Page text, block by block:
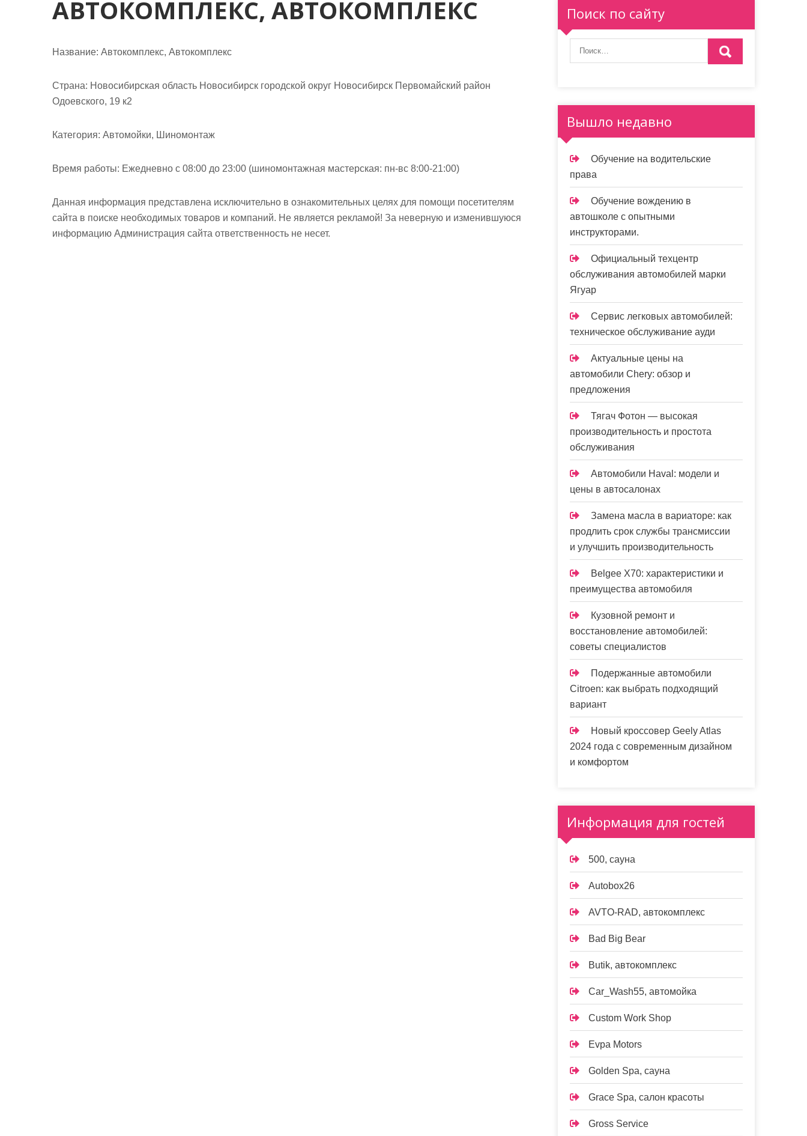
АВТОКОМПЛЕКС, АВТОКОМПЛЕКС
Название: Автокомплекс, Автокомплекс
Страна: Новосибирская область Новосибирск городской округ Новосибирск Первомайский район
Одоевского, 19 к2
Категория: Автомойки, Шиномонтаж
Время работы: Ежедневно с 08:00 до 23:00 (шиномонтажная мастерская: пн-вс 8:00-21:00)
Данная информация представлена исключительно в ознакомительных целях для помощи посетителям
сайта в поиске необходимых товаров и компаний. Не является рекламой! За неверную и изменившуюся
информацию Администрация сайта ответственность не несет.
Поиск по сайту
Вышло недавно
Обучение на водительские
права
Обучение вождению в
автошколе с опытными
инструкторами.
Официальный техцентр
обслуживания автомобилей марки
Ягуар
Сервис легковых автомобилей:
техническое обслуживание ауди
Актуальные цены на
автомобили Chery: обзор и
предложения
Тягач Фотон — высокая
производительность и простота
обслуживания
Автомобили Haval: модели и
цены в автосалонах
Замена масла в вариаторе: как
продлить срок службы трансмиссии
и улучшить производительность
Belgee X70: характеристики и
преимущества автомобиля
Кузовной ремонт и
восстановление автомобилей:
советы специалистов
Подержанные автомобили
Citroen: как выбрать подходящий
вариант
Новый кроссовер Geely Atlas
2024 года с современным дизайном
и комфортом
Информация для гостей
500, сауна
Autobox26
AVTO-RAD, автокомплекс
Bad Big Bear
Butik, автокомплекс
Car_Wash55, автомойка
Custom Work Shop
Evpa Motors
Golden Spa, сауна
Grace Spa, салон красоты
Gross Service